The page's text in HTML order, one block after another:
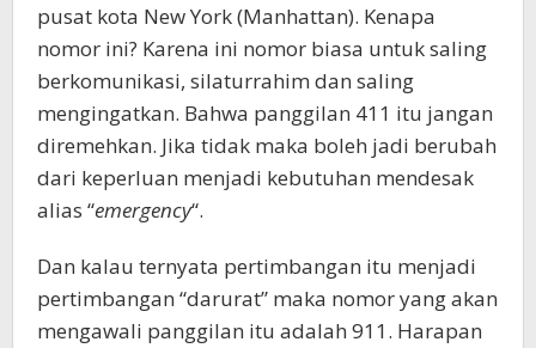
pusat kota New York (Manhattan). Kenapa
nomor ini? Karena ini nomor biasa untuk saling
berkomunikasi, silaturrahim dan saling
mengingatkan. Bahwa panggilan 411 itu jangan
diremehkan. Jika tidak maka boleh jadi berubah
dari keperluan menjadi kebutuhan mendesak
alias “emergency“.
Dan kalau ternyata pertimbangan itu menjadi
pertimbangan “darurat” maka nomor yang akan
mengawali panggilan itu adalah 911. Harapan